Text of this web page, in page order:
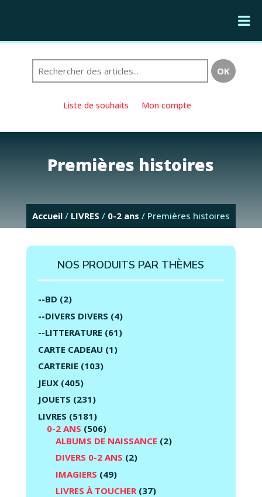
Liste de souhaits Mon compte
Premières histoires
Accueil/ LIVRES / 0-2 ans / Premières histoires
NOS PRODUITS PAR THÈMES
--BD (2)
--DIVERS DIVERS (4)
--LITTERATURE (61)
CARTE CADEAU (1)
CARTERIE (103)
JEUX (405)
JOUETS (231)
LIVRES (5181)
0-2 ANS (506)
ALBUMS DE NAISSANCE (2)
DIVERS 0-2 ANS (2)
IMAGIERS (49)
LIVRES À TOUCHER (37)